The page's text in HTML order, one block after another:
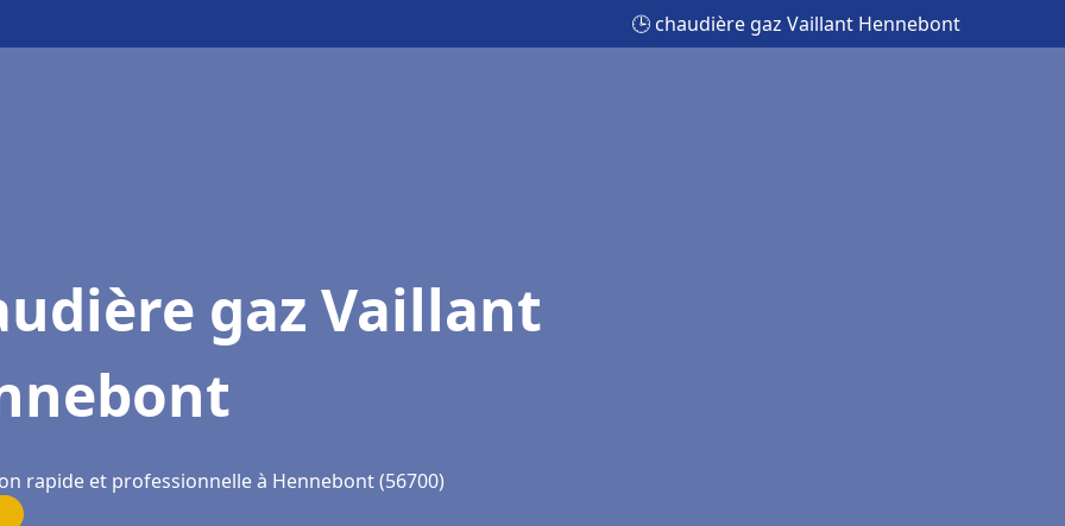
🕒 chaudière gaz Vaillant Hennebont
gaz Vaillant
rapide et professionnelle à Hennebont (56700)